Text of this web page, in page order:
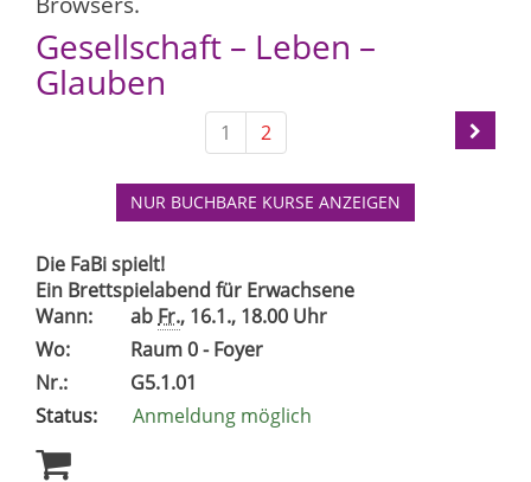
Gesellschaft – Leben –
Glauben
1 2
NUR BUCHBARE KURSE ANZEIGEN
Die FaBi spielt!
Ein Brettspielabend für Erwachsene
Wann:
ab Fr., 16.1., 18.00 Uhr
Wo:
Raum 0 - Foyer
Nr.:
G5.1.01
Status:
Anmeldung möglich